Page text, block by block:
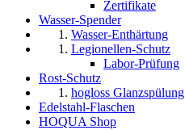
Zertifikate
Wasser-Spender
Wasser-Enthärtung
Legionellen-Schutz
Labor-Prüfung
Rost-Schutz
hogloss Glanzspülung
Edelstahl-Flaschen
HOQUA Shop